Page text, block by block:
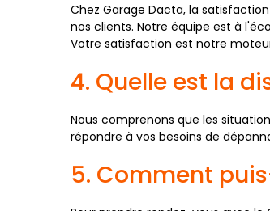
Chez Garage Dacta, la
nos clients. Notre équipe est à
Votre satisfaction est notre
4. Quelle est la
Nous comprenons que les
répondre à vos besoins de
5. Comment